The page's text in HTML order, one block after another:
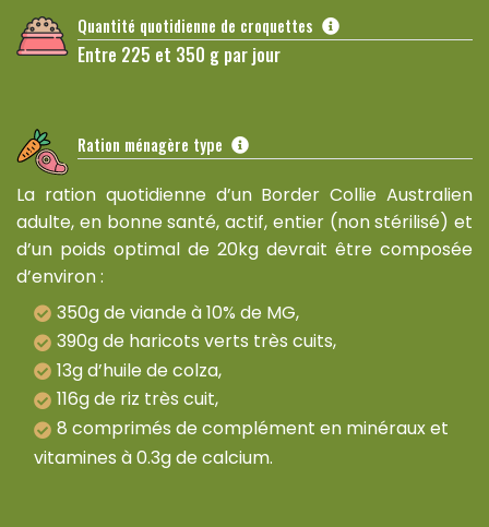
Quantité quotidienne de croquettes
Entre 225 et 350 g par jour
Ration ménagère type
La ration quotidienne d’un Border Collie Australien
adulte, en bonne santé, actif, entier (non stérilisé) et
d’un poids optimal de 20kg devrait être composée
d’environ :
350g de viande à 10% de MG,
390g de haricots verts très cuits,
13g d’huile de colza,
116g de riz très cuit,
8 comprimés de complément en minéraux et
vitamines à 0.3g de calcium.